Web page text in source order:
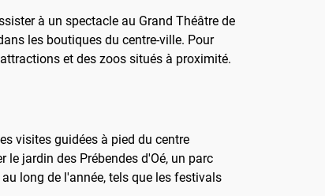
à un spectacle au Grand Théâtre de
les boutiques du centre-ville. Pour
et des zoos situés à proximité.
visites guidées à pied du centre
jardin des Prébendes d'Oé, un parc
long de l'année, tels que les festivals